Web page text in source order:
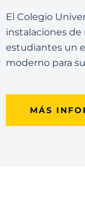
El Colegio
instalaciones
estudiantes un
moderno para
MÁS